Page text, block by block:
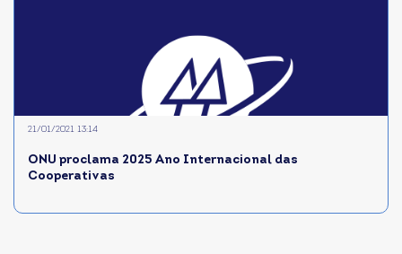
ONU proclama 2025 Ano Internacional das
Cooperativas
21/01/2021 13:14